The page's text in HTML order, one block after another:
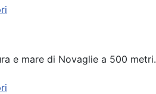
e mare di Novaglie a 500 metri.